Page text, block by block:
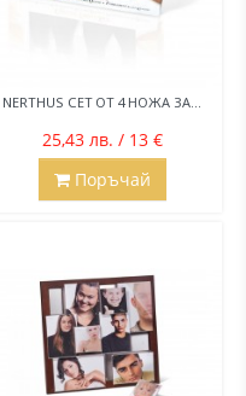
NERTHUS СЕТ ОТ 4 НОЖА ЗА...
25,43 лв. / 13 €
Поръчай